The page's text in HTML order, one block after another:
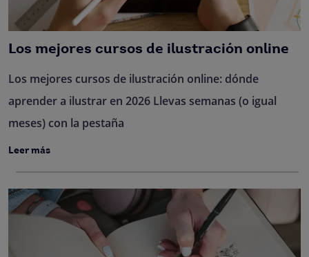
Los mejores cursos de ilustración online
Los mejores cursos de ilustración online: dónde
aprender a ilustrar en 2026 Llevas semanas (o igual
meses) con la pestaña
Leer más